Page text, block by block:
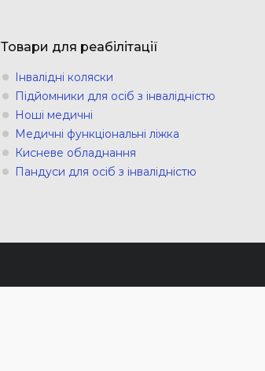
Товари для реабілітації
Інвалідні коляски
Підйомники для осіб з інвалідністю
Ноші медичні
Медичні функціональні ліжка
Кисневе обладнання
Пандуси для осіб з інвалідністю